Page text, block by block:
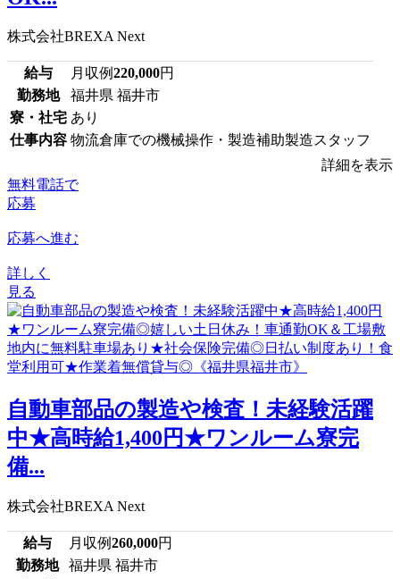
株式会社BREXA Next
給与 月収例220,000円
勤務地
福井県 福井市
寮・社宅 あり
仕事内容 物流倉庫での機械操作・製造補助製造スタッフ
詳細を表示
無料電話で
応募
応募へ進む
詳しく
見る
自動車部品の製造や検査！未経験活躍
中★高時給1,400円★ワンルーム寮完
備...
株式会社BREXA Next
給与 月収例260,000円
勤務地
福井県 福井市